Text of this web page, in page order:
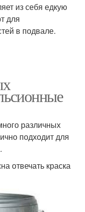
из себя едкую
для
в подвале.
различных
подходит для
отвечать краска